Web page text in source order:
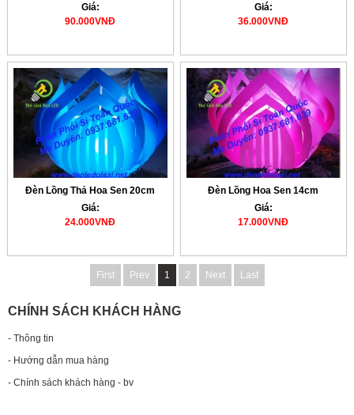
Giá:
90.000VNĐ
Giá:
36.000VNĐ
Đèn Lồng Thả Hoa Sen 20cm
Giá:
24.000VNĐ
Đèn Lồng Hoa Sen 14cm
Giá:
17.000VNĐ
First Prev 1 2 Next Last
CHÍNH SÁCH KHÁCH HÀNG
- Thông tin
- Hướng dẫn mua hàng
- Chính sách khách hàng - bv